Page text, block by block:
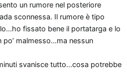
un rumore nel posteriore
sconnessa. Il rumore è tipo
fissato bene il portatarga e lo
malmesso...ma nessun
svanisce tutto...cosa potrebbe